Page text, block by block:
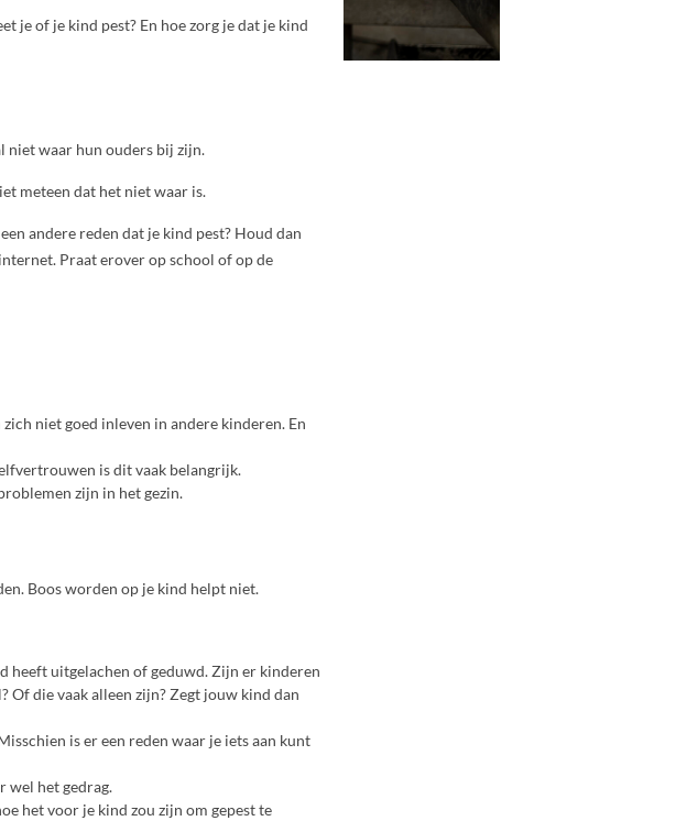
je of je kind pest? En hoe zorg je dat je kind
niet waar hun ouders bij zijn.
meteen dat het niet waar is.
andere reden dat je kind pest? Houd dan
Praat erover op school of op de
niet goed inleven in andere kinderen. En
is dit vaak belangrijk.
zijn in het gezin.
Boos worden op je kind helpt niet.
heeft uitgelachen of geduwd. Zijn er kinderen
Of die vaak alleen zijn? Zegt jouw kind dan
is er een reden waar je iets aan kunt
wel het gedrag.
het voor je kind zou zijn om gepest te